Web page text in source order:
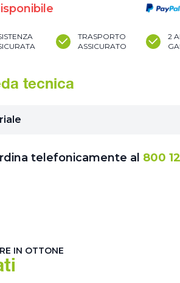
TRASPORTO
ASSICURATO
2
tecnica
telefonicamente al 800
IN OTTONE